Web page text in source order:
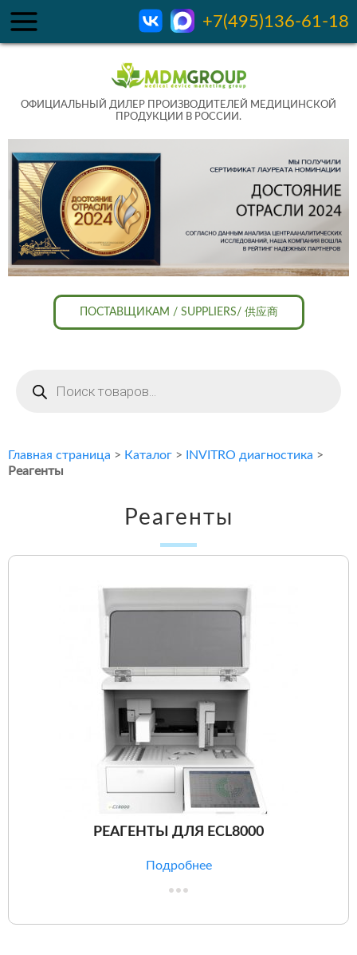
+7(495)136-61-18
ОФИЦИАЛЬНЫЙ ДИЛЕР ПРОИЗВОДИТЕЛЕЙ МЕДИЦИНСКОЙ
ПРОДУКЦИИ В РОССИИ.
ПОСТАВЩИКАМ / SUPPLIERS/ 供应商
товаров
Главная страница > Каталог > INVITRO диагностика >
Реагенты
Реагенты
РЕАГЕНТЫ ДЛЯ ECL8000
Подробнее